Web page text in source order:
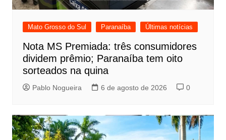
Mato Grosso do Sul Paranaíba Últimas notícias
Nota MS Premiada: três consumidores
dividem prêmio; Paranaíba tem oito
sorteados na quina
Pablo Nogueira 6 de agosto de 2026 0